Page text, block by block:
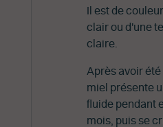
Il est de
clair ou d'une
claire.
Après avoir
miel présente
fluide pendant
mois, puis se